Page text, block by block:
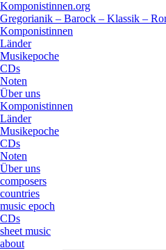
Komponistinnen.org
Gregorianik – Barock – Klassik –
Komponistinnen
Länder
Musikepoche
CDs
Noten
Über uns
Komponistinnen
Länder
Musikepoche
CDs
Noten
Über uns
composers
countries
music epoch
CDs
sheet music
about